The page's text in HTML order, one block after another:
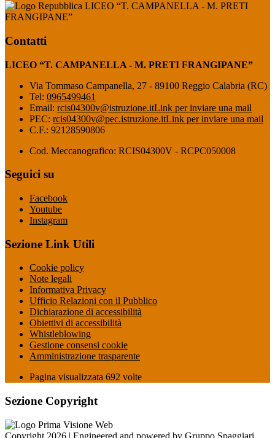
LICEO “T. CAMPANELLA - M. PRETI
FRANGIPANE”
Contatti
LICEO “T. CAMPANELLA - M. PRETI FRANGIPANE”
Via Tommaso Campanella, 27 - 89100 Reggio Calabria (RC)
Tel: 0965499461
Email: rcis04300v@istruzione.itLink per inviare una mail
PEC: rcis04300v@pec.istruzione.itLink per inviare una mail
C.F.: 92128590806
Cod. Meccanografico: RCIS04300V - RCPC050008
Seguici su
Facebook
Youtube
Instagram
Sezione Link Utili
Cookie policy
Note legali
Informativa Privacy
Ufficio Relazioni con il Pubblico
Dichiarazione di accessibilità
Obiettivi di accessibilità
Whistleblowing
Gestione consensi cookie
Amministrazione trasparente
Pagina visualizzata 692 volte
Sezione Copyright
Copyright 2026 | Engineered and powered by Gruppo Spaggiari